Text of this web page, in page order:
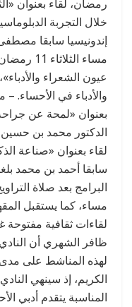
رمضان، لقاء بعنوان
خلال التجربة
إندونيسيا سابقا
مساء
عيون الشعراء
بعنوان «لمحة عن
لقاء بعنوان «صناعة
سابقا أحمد بن محمد
البرامج بعد صلاة
مساء، كما يستقبل
لقاءات ثقافية مفتوحة
ظافر الشهري أن
لهذه المناشط على مدى
المناسبة يتقدم أدبي